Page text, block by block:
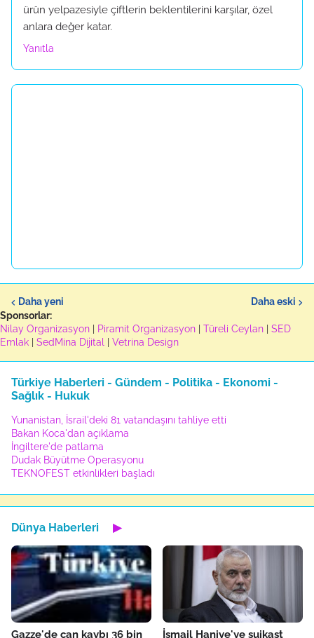
ürün yelpazesiyle çiftlerin beklentilerini karşılar, özel
anlara değer katar.
Yanıtla
Daha yeni
Daha eski
Sponsorlar:
Nilay Organizasyon
Piramit Organizasyon Türeli Ceylan
SED
Emlak
SedMina Dijital Vetrina Design
Türkiye Haberleri - Gündem - Politika - Ekonomi -
Sağlık - Hukuk
Yunanistan, İsrail'deki 81 vatandaşını tahliye etti
Bakan Koca'dan açıklama
İngiltere'de patlama
Dudak Büyütme Operasyonu
TEKNOFEST etkinlikleri başladı
Dünya Haberleri ▶
Gazze'de can kaybı 36 bin İsmail Haniye'ye suikast